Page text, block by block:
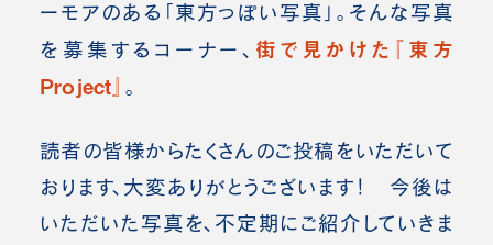
ーモアのある「東方っぽい写真」。 そんな写真
を募集するコーナー、 街で見かけた『東方
Project』 。
読者の皆様からたくさんのご投稿をいただいて
おります、大変ありがとうございます！ 今後は
いただいた写真を、不定期にご紹介していきま